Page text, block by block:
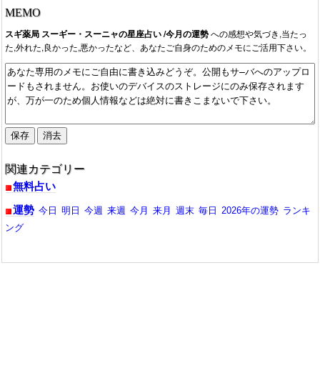
んびん座～うお座は別ページになります。ページ下方記載ハッシ
ュタグより。
2026/04/29：来月2026年5月の今月の運勢が公開。URL更新。て
んびん座～うお座は別ページになります。ページ下方記載ハッシ
ュタグより。
2026/03/28：来月2026年4月の今月の運勢が公開。URL更新。て
んびん座～うお座は別ページになります。ページ下方記載ハッシ
ュタグより。
2026/02/27：来月2026年3月の今月の運勢が公開。URL更新。て
んびん座～うお座は別ページになります。ページ下方記載ハッシ
2026/01/30：来月2026年2月の今月の運勢が公開。URL更新。て
んびん座～うお座は別ページになります。記載ハッシュタグよ
2025/12/30：来年2026年1月の今月の運勢が公開。URL更新。て
んびん座～うお座は別ページになります。記載ハッシュタグよ
MEMO
スギ薬局 スーギー・スーニャの星座占い /今月の運勢への感想や気づき,当たっ
た,外れた,良かった,悪かったなど、あなたご自身のためのメモにご活用下さい。
関連カテゴリー
無料占い
運勢 今日 明日 今週 来週 今月 来月 週末 毎日 2026年の運勢 ランキ
ング